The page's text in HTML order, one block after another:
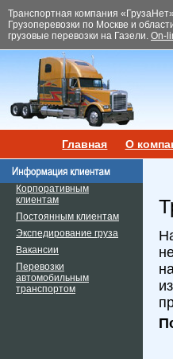
Транспортная компания
Грузоперевозки по Москве и
грузовые перевозки на Газели. On-
Главная О
Корпоративным
клиентам
Постоянным клиентам
Экспедирование груза
Вакансии
Перевозки
автомобильным
транспортом